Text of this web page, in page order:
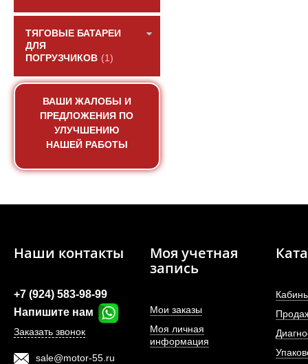
ТЯГОВЫЕ БАТАРЕИ
ДЛЯ
ПОГРУЗЧИКОВ (1)
ВАШИ ЖАЛОБЫ И
ПРЕДЛОЖЕНИЯ ПО
УЛУЧШЕНИЮ
НАШЕЙ РАБОТЫ
Наши контакты
+7 (924) 583-98-99
Напишите нам
Заказать звонок
sale@motor-55.ru
Моя учетная
запись
Мои заказы
Моя личная
информация